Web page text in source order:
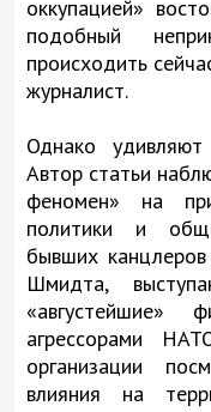
оккупацией»
подобный
происходить
журналист.
Однако
Автор статьи
феномен» на
политики и
бывших
Шмидта,
«августейшие»
агрессорами
организации
влияния на